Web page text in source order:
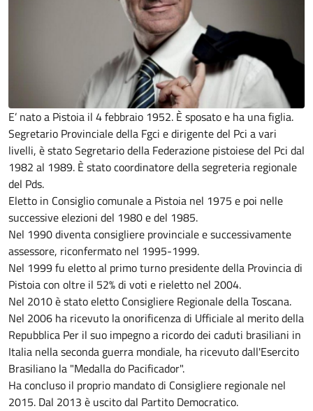
E’ nato a Pistoia il 4 febbraio 1952. È sposato e ha una figlia.
Segretario Provinciale della Fgci e dirigente del Pci a vari
livelli, è stato Segretario della Federazione pistoiese del Pci dal
1982 al 1989. È stato coordinatore della segreteria regionale
del Pds.
Eletto in Consiglio comunale a Pistoia nel 1975 e poi nelle
successive elezioni del 1980 e del 1985.
Nel 1990 diventa consigliere provinciale e successivamente
assessore, riconfermato nel 1995-1999.
Nel 1999 fu eletto al primo turno presidente della Provincia di
Pistoia con oltre il 52% di voti e rieletto nel 2004.
Nel 2010 è stato eletto Consigliere Regionale della Toscana.
Nel 2006 ha ricevuto la onorificenza di Ufficiale al merito della
Repubblica Per il suo impegno a ricordo dei caduti brasiliani in
Italia nella seconda guerra mondiale, ha ricevuto dall'Esercito
Brasiliano la "Medalla do Pacificador".
Ha concluso il proprio mandato di Consigliere regionale nel
2015. Dal 2013 è uscito dal Partito Democratico.